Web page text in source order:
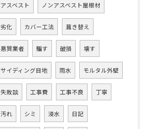
アスベスト ノンアスベスト屋根材
劣化 カバー工法 葺き替え
悪質業者 騙す 破損 壊す
サイディング目地 雨水 モルタル外壁
失敗談 工事費 工事不良 丁寧
汚れ シミ 浸水 日記